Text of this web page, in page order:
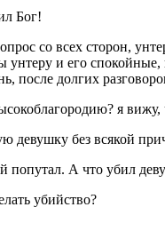
Бог!
со всех сторон,
унтеру и его
после долгих
я
девушку без всякой
А что убил
убийство?